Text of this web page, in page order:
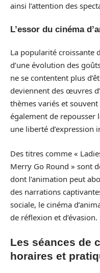
ainsi l’attention des
L’essor du cinéma
La popularité croissante
d’une évolution des
ne se contentent plus
deviennent des œuvres
thèmes variés et
également de repousser
une liberté d’expression
Des titres comme «
Merry Go Round » sont
dont l’animation peut
des narrations
sociale, le cinéma
de réflexion et d’évasion.
Les séances de
horaires et